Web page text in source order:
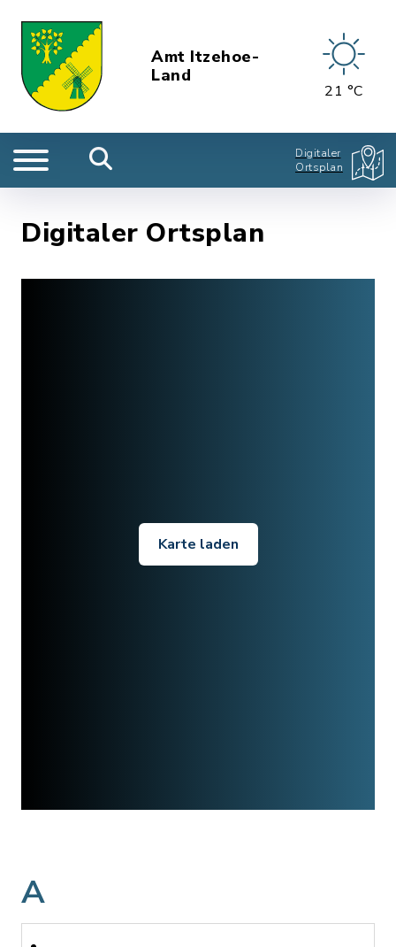
Amt Itzehoe-
Land
21 °C
Digitaler
Ortsplan
Digitaler Ortsplan
Karte laden
A